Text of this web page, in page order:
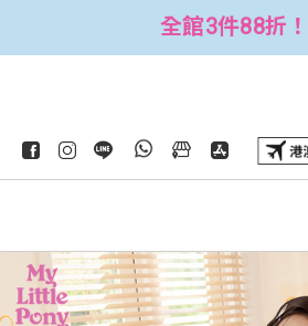
$2500折$300 (可累折）